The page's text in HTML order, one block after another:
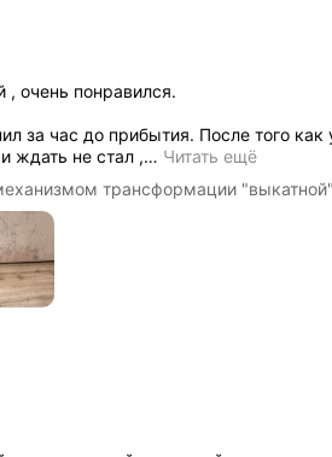
, очень понравился.
за час до прибытия. После того как
ждать не стал ,… Читать ещё
трансформации